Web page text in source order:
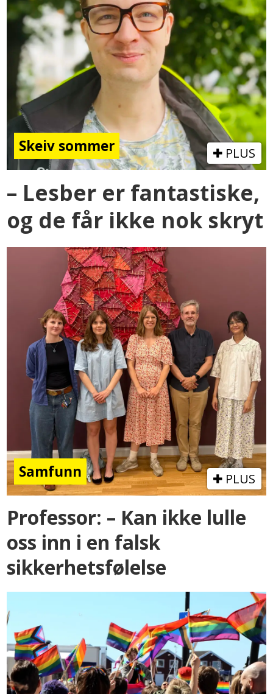
Skeiv sommer PLUS
– Lesber er fantastiske,
og de får ikke nok skryt
Samfunn PLUS
Professor: – Kan ikke lulle
oss inn i en falsk
sikkerhetsfølelse